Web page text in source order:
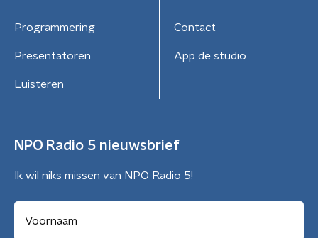
Programmering
Presentatoren
Luisteren
Contact
App de studio
NPO Radio 5 nieuwsbrief
Ik wil niks missen van NPO Radio 5!